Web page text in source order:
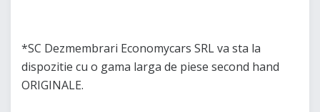
*SC Dezmembrari Economycars SRL va sta la
dispozitie cu o gama larga de piese second hand
ORIGINALE.